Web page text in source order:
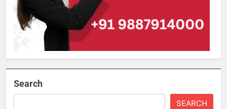
Search
SEARCH